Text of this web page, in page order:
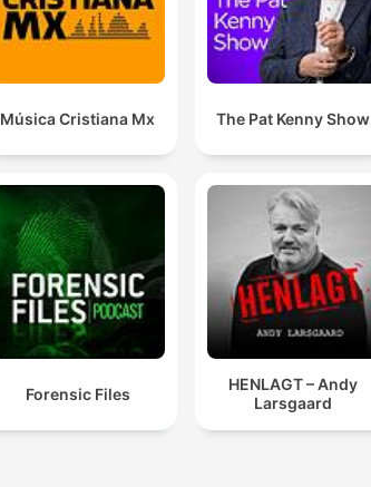
Música Cristiana Mx The Pat Kenny Show
Forensic Files
HENLAGT – Andy
Larsgaard